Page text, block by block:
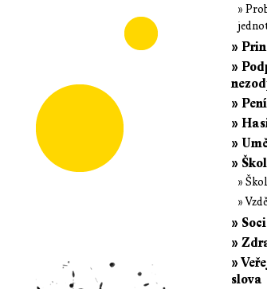
»
»
»
»
»
»
»
»
»
»
»
»
slova